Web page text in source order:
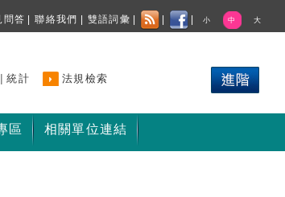
問答 聯絡我們 雙語詞彙 小 中 大
|統計 法規檢索
區 相關單位連結